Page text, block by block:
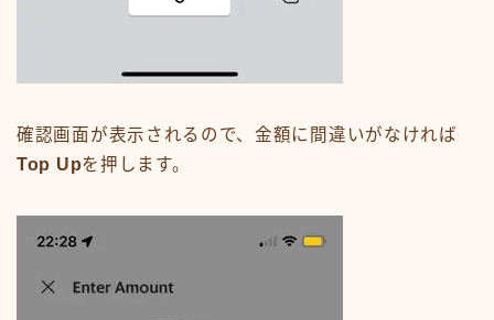
確認画面が表示されるので、金額に間違いがなければ
Top Upを押します。